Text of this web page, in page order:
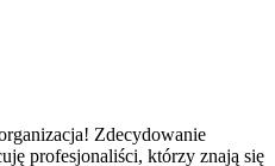
Zdecydowanie
profesjonaliści, którzy znają się